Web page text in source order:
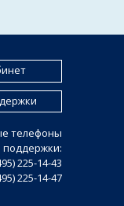
телефоны
поддержки:
225-14-43
225-14-47